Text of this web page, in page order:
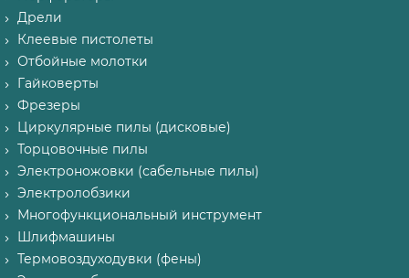
Дрели
Клеевые пистолеты
Отбойные молотки
Гайковерты
Фрезеры
Циркулярные пилы (дисковые)
Торцовочные пилы
Электроножовки (сабельные пилы)
Электролобзики
Многофункциональный инструмент
Шлифмашины
Термовоздуходувки (фены)